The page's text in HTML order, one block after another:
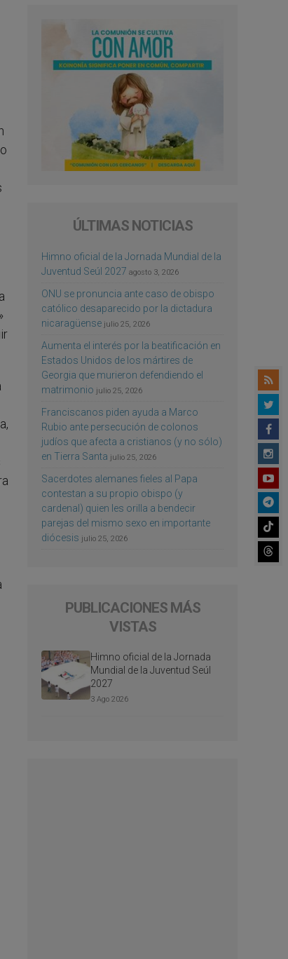
ÚLTIMAS NOTICIAS
Himno oficial de la Jornada Mundial de la
Juventud Seúl 2027 agosto 3, 2026
ONU se pronuncia ante caso de obispo
católico desaparecido por la dictadura
nicaragüense julio 25, 2026
Aumenta el interés por la beatificación en
Estados Unidos de los mártires de
Georgia que murieron defendiendo el
matrimonio julio 25, 2026
Franciscanos piden ayuda a Marco
Rubio ante persecución de colonos
judíos que afecta a cristianos (y no sólo)
en Tierra Santa julio 25, 2026
Sacerdotes alemanes fieles al Papa
contestan a su propio obispo (y
cardenal) quien les orilla a bendecir
parejas del mismo sexo en importante
diócesis julio 25, 2026
PUBLICACIONES MÁS
VISTAS
Himno oficial de la Jornada
Mundial de la Juventud Seúl
2027
3 Ago 2026